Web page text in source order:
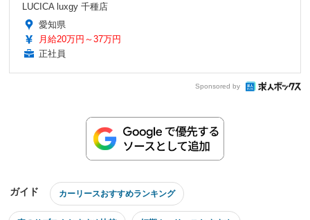
LUCICA luxgy 千種店
愛知県
月給20万円～37万円
正社員
Sponsored by
ガイド カーリースおすすめランキング